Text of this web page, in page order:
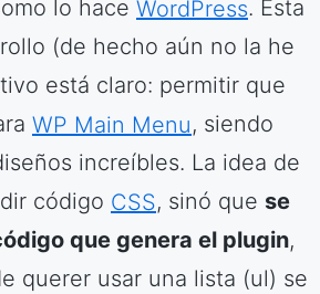
lo hace WordPress. Esta
(de hecho aún no la he
está claro: permitir que
WP Main Menu, siendo
increíbles. La idea de
código CSS, sinó que se
que genera el plugin,
querer usar una lista (ul) se